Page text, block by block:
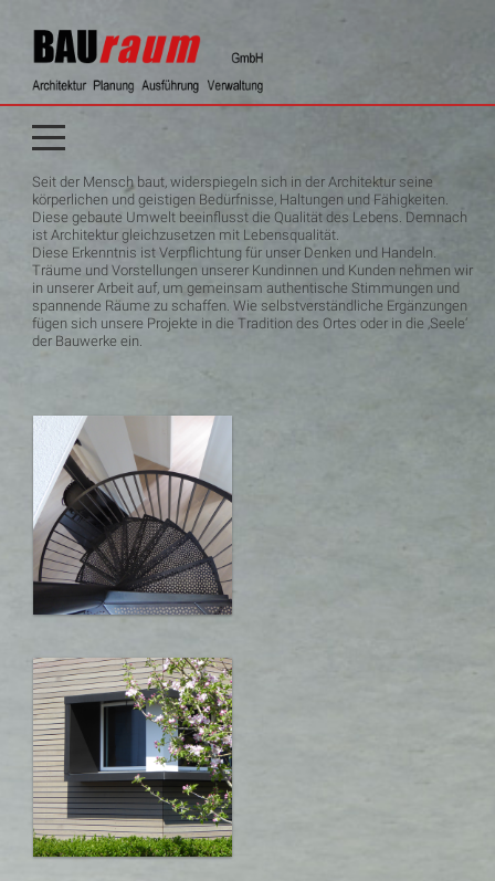
Seit der Mensch baut, widerspiegeln sich in der Architektur seine
körperlichen und geistigen Bedürfnisse, Haltungen und Fähigkeiten.
Diese gebaute Umwelt beeinflusst die Qualität des Lebens. Demnach
ist Architektur gleichzusetzen mit Lebensqualität.
Diese Erkenntnis ist Verpflichtung für unser Denken und Handeln.
Träume und Vorstellungen unserer Kundinnen und Kunden nehmen wir
in unserer Arbeit auf, um gemeinsam authentische Stimmungen und
spannende Räume zu schaffen. Wie selbstverständliche Ergänzungen
fügen sich unsere Projekte in die Tradition des Ortes oder in die ‚Seele‘
der Bauwerke ein.